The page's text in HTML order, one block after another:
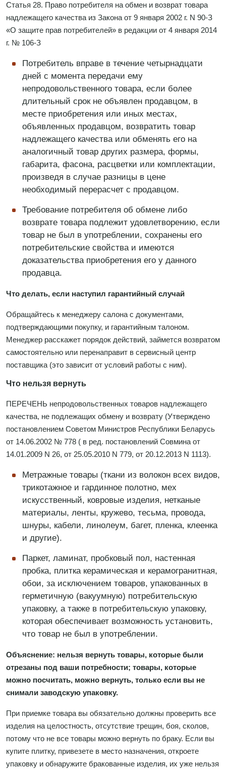
Статья 28. Право потребителя на обмен и возврат товара
надлежащего качества из Закона от 9 января 2002 г. N 90-З
«О защите прав потребителей» в редакции от 4 января 2014
г. № 106-З
Потребитель вправе в течение четырнадцати
дней с момента передачи ему
непродовольственного товара, если более
длительный срок не объявлен продавцом, в
месте приобретения или иных местах,
объявленных продавцом, возвратить товар
надлежащего качества или обменять его на
аналогичный товар других размера, формы,
габарита, фасона, расцветки или комплектации,
произведя в случае разницы в цене
необходимый перерасчет с продавцом.
Требование потребителя об обмене либо
возврате товара подлежит удовлетворению, если
товар не был в употреблении, сохранены его
потребительские свойства и имеются
доказательства приобретения его у данного
продавца.
Что делать, если наступил гарантийный случай
Обращайтесь к менеджеру салона с документами,
подтверждающими покупку, и гарантийным талоном.
Менеджер расскажет порядок действий, займется возвратом
самостоятельно или перенаправит в сервисный центр
поставщика (это зависит от условий работы с ним).
Что нельзя вернуть
ПЕРЕЧЕНЬ непродовольственных товаров надлежащего
качества, не подлежащих обмену и возврату (Утверждено
постановлением Советом Министров Республики Беларусь
от 14.06.2002 № 778 ( в ред. постановлений Совмина от
14.01.2009 N 26, от 25.05.2010 N 779, от 20.12.2013 N 1113).
Метражные товары (ткани из волокон всех видов,
трикотажное и гардинное полотно, мех
искусственный, ковровые изделия, нетканые
материалы, ленты, кружево, тесьма, провода,
шнуры, кабели, линолеум, багет, пленка, клеенка
и другие).
Паркет, ламинат, пробковый пол, настенная
пробка, плитка керамическая и керамогранитная,
обои, за исключением товаров, упакованных в
герметичную (вакуумную) потребительскую
упаковку, а также в потребительскую упаковку,
которая обеспечивает возможность установить,
что товар не был в употреблении.
Объяснение: нельзя вернуть товары, которые были
отрезаны под ваши потребности; товары, которые
можно посчитать, можно вернуть, только если вы не
снимали заводскую упаковку.
При приемке товара вы обязательно должны проверить все
изделия на целостность, отсутствие трещин, боя, сколов,
потому что не все товары можно вернуть по браку. Если вы
купите плитку, привезете в место назначения, откроете
упаковку и обнаружите бракованные изделия, их уже нельзя